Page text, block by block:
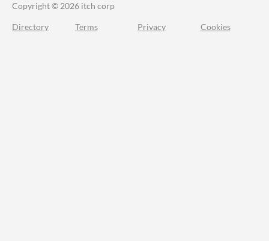
Copyright © 2026 itch corp
Directory Terms Privacy Cookies